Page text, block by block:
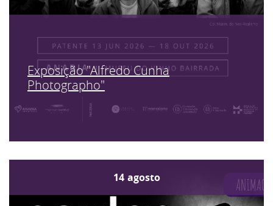
Exposição "Alfredo Cunha
Photographo"
14 agosto